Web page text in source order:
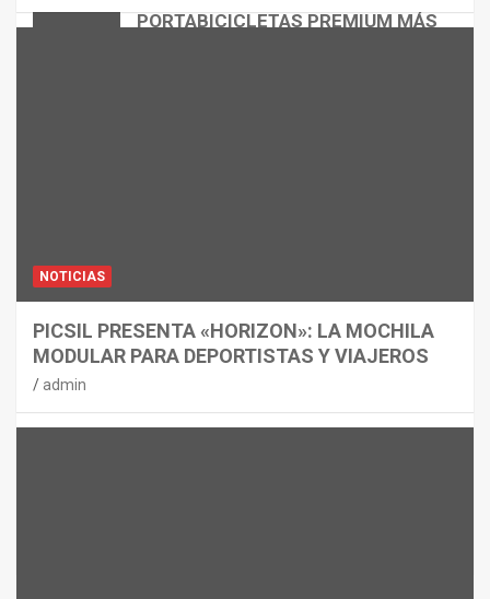
PORTABICICLETAS PREMIUM MÁS
NOTICIAS
PICSIL PRESENTA «HORIZON»: LA MOCHILA
MODULAR PARA DEPORTISTAS Y VIAJEROS
admin